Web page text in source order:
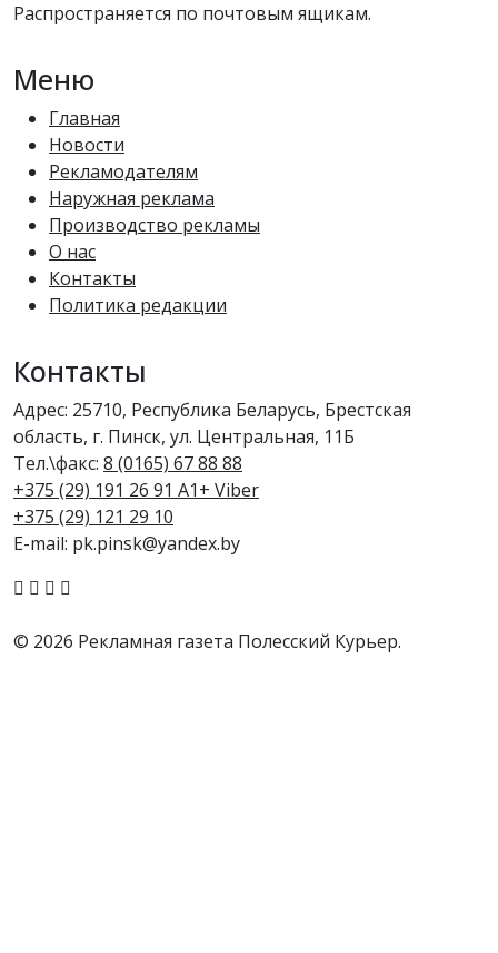
Распространяется по почтовым ящикам.
Меню
Главная
Новости
Рекламодателям
Наружная реклама
Производство рекламы
О нас
Контакты
Политика редакции
Контакты
Адрес: 25710, Республика Беларусь, Брестская
область, г. Пинск, ул. Центральная, 11Б
Тел.\факс: 8 (0165) 67 88 88
+375 (29) 191 26 91 A1+ Viber
+375 (29) 121 29 10
E-mail: pk.pinsk@yandex.by
© 2026 Рекламная газета Полесский Курьер.